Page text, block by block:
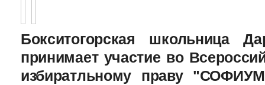
Бокситогорская школьница
принимает участие во
избиратльному праву